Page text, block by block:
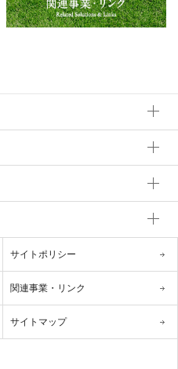
サイトポリシー
関連事業・リンク
サイトマップ